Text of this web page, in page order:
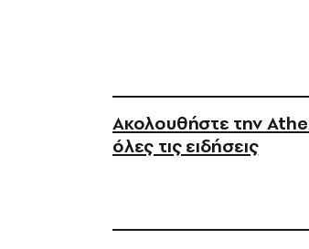
Ακολουθήστε την
όλες τις ειδήσεις